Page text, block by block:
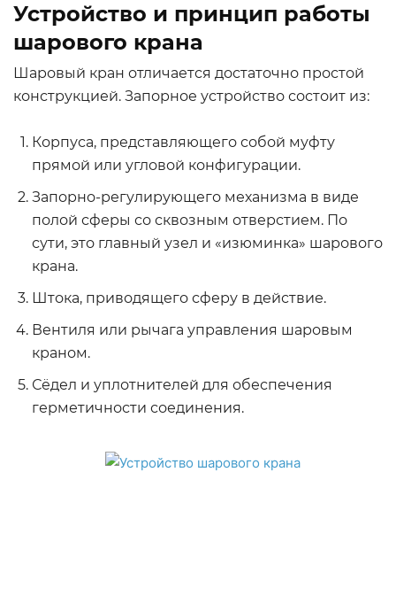
Устройство и принцип работы
шарового крана
Шаровый кран отличается достаточно простой
конструкцией. Запорное устройство состоит из:
Корпуса, представляющего собой муфту
прямой или угловой конфигурации.
Запорно-регулирующего механизма в виде
полой сферы со сквозным отверстием. По
сути, это главный узел и «изюминка» шарового
крана.
Штока, приводящего сферу в действие.
Вентиля или рычага управления шаровым
краном.
Сёдел и уплотнителей для обеспечения
герметичности соединения.